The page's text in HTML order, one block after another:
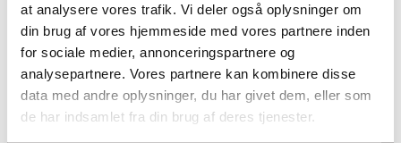
at analysere vores trafik. Vi deler også oplysninger om
din brug af vores hjemmeside med vores partnere inden
for sociale medier, annonceringspartnere og
analysepartnere. Vores partnere kan kombinere disse
data med andre oplysninger, du har givet dem, eller som
de har indsamlet fra din brug af deres tjenester.
Financial statements provide an overview of your company’s finances and help
you meet important deadlines and legal requirements.
Facebook
Mastodon
EmailShare
Digital attachments – requirements, rules
and valid documentation